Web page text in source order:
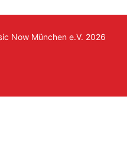
Now München e.V. 2026